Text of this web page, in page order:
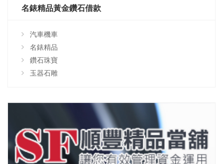
名錶精品黃金鑽石借款
汽車機車
名錶精品
鑽石珠寶
玉器石雕